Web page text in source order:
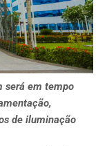
será em tempo
de iluminação